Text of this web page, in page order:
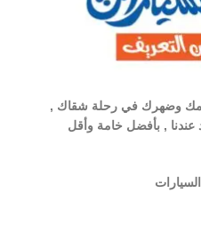
وضهرك في رحلة شقاك ,
, بأفضل خامة وأقل